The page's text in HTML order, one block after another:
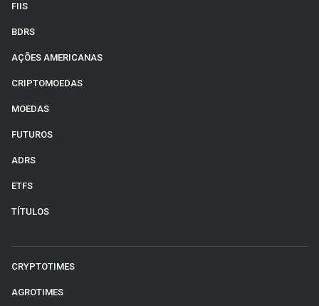
FIIS
BDRS
AÇÕES AMERICANAS
CRIPTOMOEDAS
MOEDAS
FUTUROS
ADRS
ETFS
TÍTULOS
CRYPTOTIMES
AGROTIMES